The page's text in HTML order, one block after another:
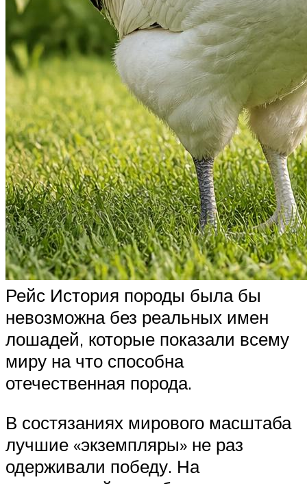
Рейс История породы была бы
невозможна без реальных имен
лошадей, которые показали всему
миру на что способна
отечественная порода.
В состязаниях мирового масштаба
лучшие «экземпляры» не раз
одерживали победу. На